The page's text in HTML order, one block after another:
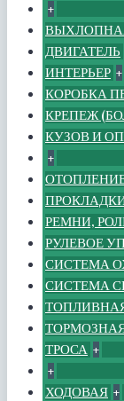
+
ДВИГАТЕЛЬ
ИНТЕРЬЕР +
КОРОБКА
КРЕПЕЖ
КУЗОВ И
+
РЕМНИ,
РУЛЕВОЕ
СИСТЕМА
СИСТЕМА
ТРОСА +
+
ХОДОВАЯ +